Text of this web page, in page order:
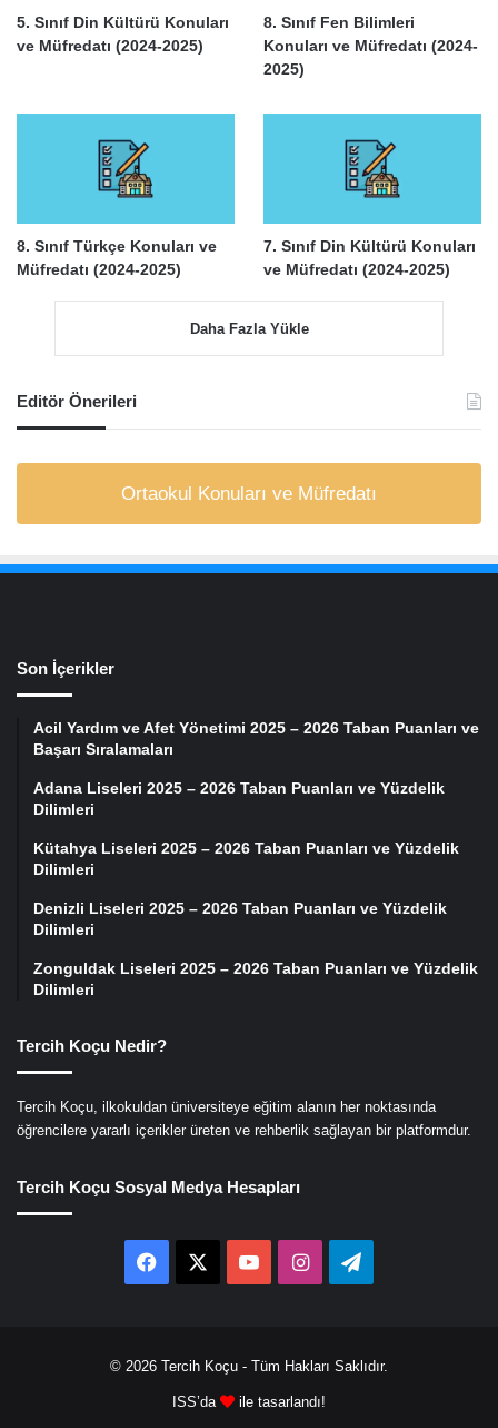
5. Sınıf Din Kültürü Konuları
ve Müfredatı (2024-2025)
8. Sınıf Fen Bilimleri
Konuları ve Müfredatı (2024-
2025)
8. Sınıf Türkçe Konuları ve
Müfredatı (2024-2025)
7. Sınıf Din Kültürü Konuları
ve Müfredatı (2024-2025)
Daha Fazla Yükle
Editör Önerileri
Ortaokul Konuları ve Müfredatı
Son İçerikler
Acil Yardım ve Afet Yönetimi 2025 – 2026 Taban Puanları ve
Başarı Sıralamaları
Adana Liseleri 2025 – 2026 Taban Puanları ve Yüzdelik
Dilimleri
Kütahya Liseleri 2025 – 2026 Taban Puanları ve Yüzdelik
Dilimleri
Denizli Liseleri 2025 – 2026 Taban Puanları ve Yüzdelik
Dilimleri
Zonguldak Liseleri 2025 – 2026 Taban Puanları ve Yüzdelik
Dilimleri
Tercih Koçu Nedir?
Tercih Koçu, ilkokuldan üniversiteye eğitim alanın her noktasında
öğrencilere yararlı içerikler üreten ve rehberlik sağlayan bir platformdur.
Tercih Koçu Sosyal Medya Hesapları
Facebook YouTubeInstagramTelegram
© 2026 Tercih Koçu - Tüm Hakları Saklıdır.
ISS’da ile tasarlandı!